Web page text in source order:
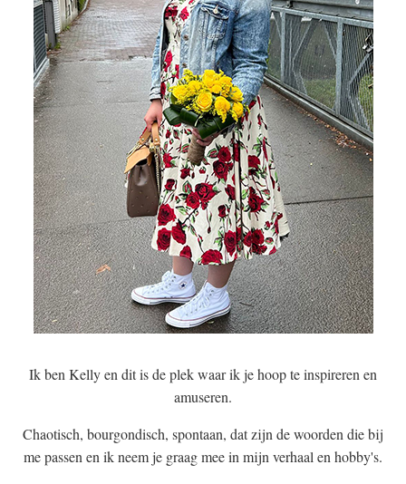
Ik ben Kelly en dit is de plek waar ik je hoop te inspireren en
amuseren.
Chaotisch, bourgondisch, spontaan, dat zijn de woorden die bij
me passen en ik neem je graag mee in mijn verhaal en hobby's.